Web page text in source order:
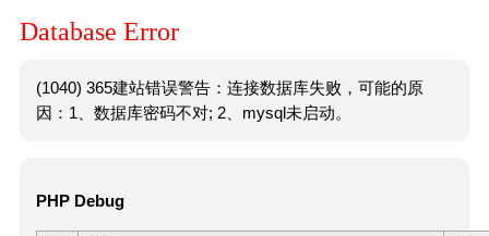
Database Error
(1040) 365建站错误警告：连接数据库失败，可能的原
因：1、数据库密码不对; 2、mysql未启动。
PHP Debug